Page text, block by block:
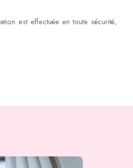
est effectuée en toute sécurité,